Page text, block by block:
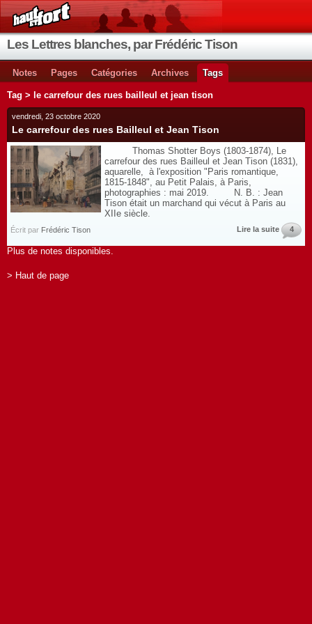
Les Lettres blanches, par Frédéric Tison
Notes Pages Catégories Archives Tags
Tag > le carrefour des rues bailleul et jean tison
vendredi, 23 octobre 2020
Le carrefour des rues Bailleul et Jean Tison
Thomas Shotter Boys (1803-1874), Le
carrefour des rues Bailleul et Jean Tison (1831),
aquarelle, à l'exposition "Paris romantique,
1815-1848", au Petit Palais, à Paris,
photographies : mai 2019. N. B. : Jean
Tison était un marchand qui vécut à Paris au
XIIe siècle.
Écrit par Frédéric Tison Lire la suite 4
Plus de notes disponibles.
> Haut de page